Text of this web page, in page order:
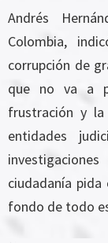
Andrés
Colombia,
corrupción de
que no va a
frustración y
entidades
ciudadanía
fondo de todo